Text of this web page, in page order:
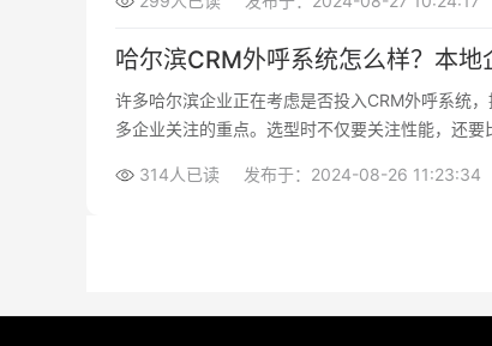
哈尔滨CRM外呼系统怎么样？本
许多哈尔滨企业正在考虑是否投入CRM外呼系统
多企业关注的重点。选型时不仅要关注性能，还
314人已读 发布于：2024-08-26 11:23:34